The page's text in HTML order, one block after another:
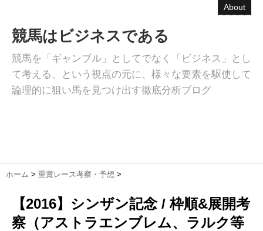
About
競馬はビジネスである
競馬を「ギャンブル」としてでなく「ビジネス」とし
て考える、という視点の元に、様々な要素を駆使して
論理的に狙い馬を見つけ出す徹底分析ブログ
ホーム > 重賞レース考察・予想 >
【2016】シンザン記念 / 枠順&展開考
察（アストラエンブレム、ラルク等